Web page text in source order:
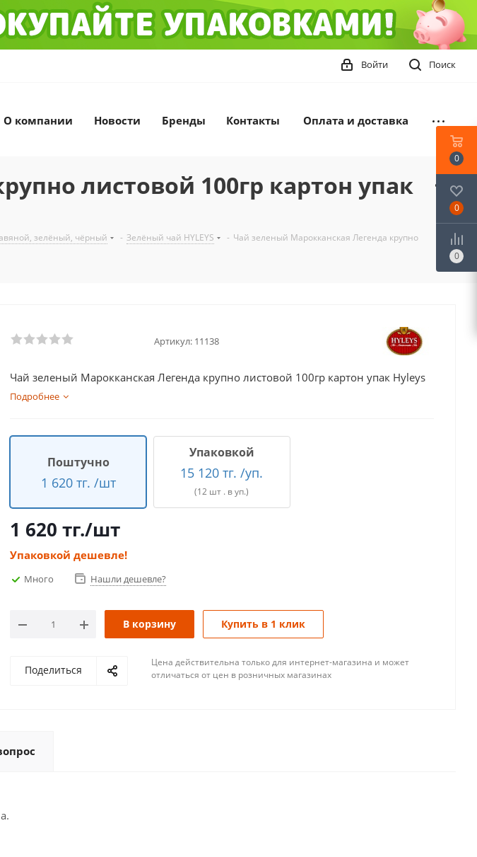
Поиск
Войти
О компании Новости Бренды Контакты Оплата и доставка
листовой 100гр картон упак
зелёный, чёрный - Зелёный чай HYLEYS - Чай зеленый Марокканская Легенда крупно
Артикул: 11138
Чай зеленый Марокканская Легенда крупно листовой 100гр картон упак Hyleys
Подробнее
Поштучно
1 620 тг. /шт
Упаковкой
15 120 тг. /уп.
(12 шт . в уп.)
1 620 тг./шт
Упаковкой дешевле!
Много Нашли дешевле?
В корзину Купить в 1 клик
Поделиться
Цена действительна только для интернет-магазина и может
отличаться от цен в розничных магазинах
0
0
0